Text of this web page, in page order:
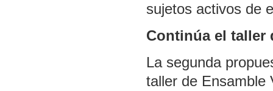
sujetos activos de
Continúa el taller
La segunda
taller de Ensamble